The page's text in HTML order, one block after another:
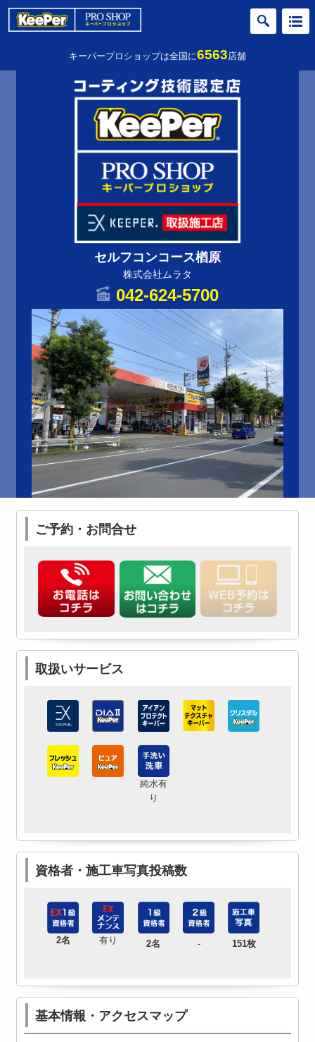
キーパープロショップは全国に6563店舗
セルフコンコース楢原
株式会社ムラタ
042-624-5700
ご予約・お問合せ
取扱いサービス
純水有
り
資格者・施工車写真投稿数
2名 有り 2名 - 151枚
基本情報・アクセスマップ